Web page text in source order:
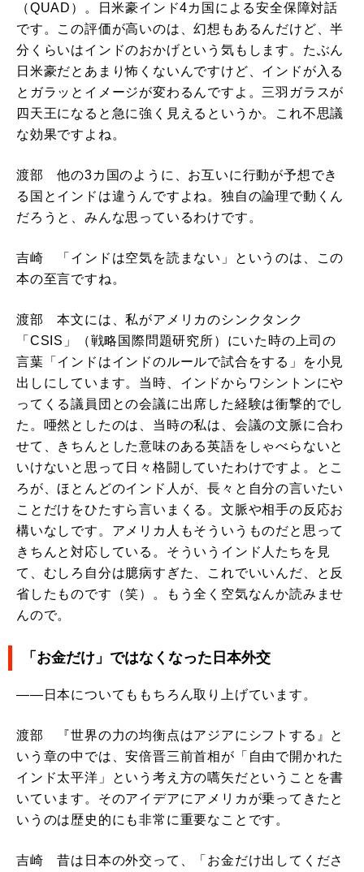
（QUAD）。日米豪インド4カ国による安全保障対話
です。この評価が高いのは、幻想もあるんだけど、半
分くらいはインドのおかげという気もします。たぶん
日米豪だとあまり怖くないんですけど、インドが入る
とガラッとイメージが変わるんですよ。三羽ガラスが
四天王になると急に強く見えるというか。これ不思議
な効果ですよね。
渡部 他の3カ国のように、お互いに行動が予想でき
る国とインドは違うんですよね。独自の論理で動くん
だろうと、みんな思っているわけです。
吉崎 「インドは空気を読まない」というのは、この
本の至言ですね。
渡部 本文には、私がアメリカのシンクタンク
「CSIS」（戦略国際問題研究所）にいた時の上司の
言葉「インドはインドのルールで試合をする」を小見
出しにしています。当時、インドからワシントンにや
ってくる議員団との会議に出席した経験は衝撃的でし
た。唖然としたのは、当時の私は、会議の文脈に合わ
せて、きちんとした意味のある英語をしゃべらないと
いけないと思って日々格闘していたわけですよ。とこ
ろが、ほとんどのインド人が、長々と自分の言いたい
ことだけをひたすら言いまくる。文脈や相手の反応お
構いなしです。アメリカ人もそういうものだと思って
きちんと対応している。そういうインド人たちを見
て、むしろ自分は臆病すぎた、これでいいんだ、と反
省したものです（笑）。もう全く空気なんか読みませ
んので。
「お金だけ」ではなくなった日本外交
――日本についてももちろん取り上げています。
渡部 『世界の力の均衡点はアジアにシフトする』と
いう章の中では、安倍晋三前首相が「自由で開かれた
インド太平洋」という考え方の嚆矢だということを書
いています。そのアイデアにアメリカが乗ってきたと
いうのは歴史的にも非常に重要なことです。
吉崎 昔は日本の外交って、「お金だけ出してくださ